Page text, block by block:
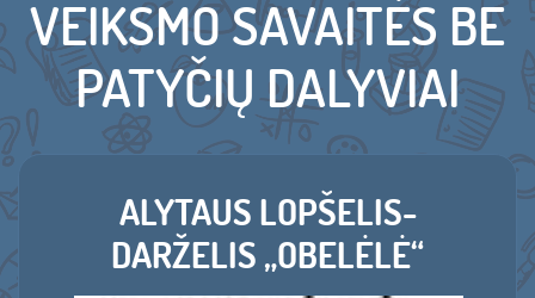
VEIKSMO SAVAITĖS BE
PATYČIŲ DALYVIAI
ALYTAUS LOPŠELIS-
DARŽELIS „OBELĖLĖ“